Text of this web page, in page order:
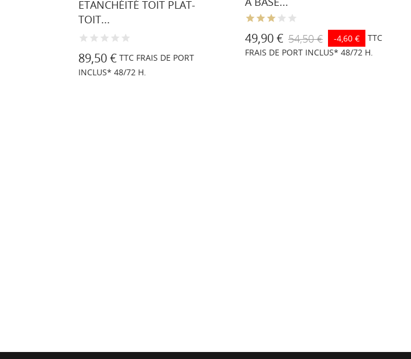
clairsimilaire
ETANCHÉITÉ TOIT PLAT-
TOIT...
89,50 € TTC FRAIS DE PORT
INCLUS* 48/72 H.
49,90 € 54,50 € -4,60 €
TTC
FRAIS DE PORT INCLUS* 48/72 H.